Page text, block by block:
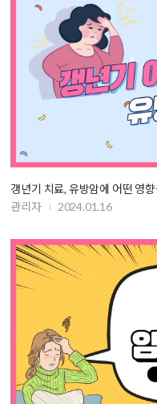
갱년기 치료, 유방암에 어떤 영
관리자
2024.01.16